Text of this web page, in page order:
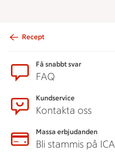
Recept
Få snabbt svar
FAQ
Kundservice
Kontakta oss
Massa erbjudanden
Bli stammis på ICA